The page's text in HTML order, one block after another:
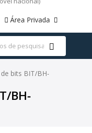
Área Privada
bits BIT/BH-
BH-